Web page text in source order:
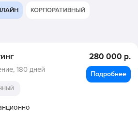
КОРПОРАТИВНЫЙ
180 дней
280 000 р.
Подробнее